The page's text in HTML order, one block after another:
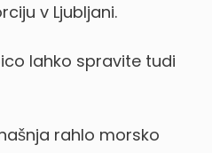
v Ljubljani.
lahko spravite tudi
rahlo morsko